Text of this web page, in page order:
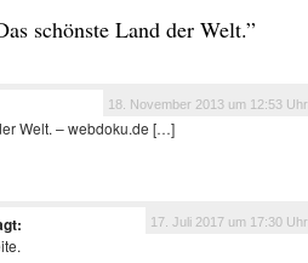
schönste Land der Welt.”
18. November 2013 um 12:53 Uhr
Welt. – webdoku.de […]
17. Juli 2017 um 17:30 Uhr